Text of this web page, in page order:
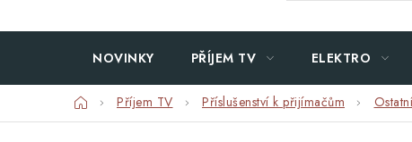
NOVINKY PŘÍJEM TV ELEKTRO
DomůPříjem TV Příslušenství k přijímačům